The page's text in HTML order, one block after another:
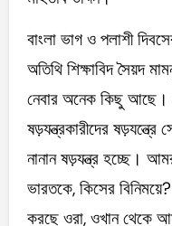
বাংলা ভাগ ও পলাশী
অতিথি শিক্ষাবিদ সৈয়দ
নেবার অনেক কিছু
ষড়যন্ত্রকারীদের
নানান ষড়যন্ত্র হচ্ছে।
ভারতকে, কিসের
করছে ওরা, ওখান থেকে